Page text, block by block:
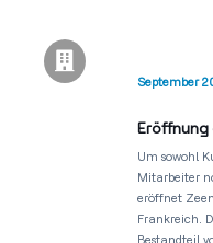
September
Eröffnung
Um sowohl
Mitarbeiter
eröffnet
Frankreich.
Bestandteil
